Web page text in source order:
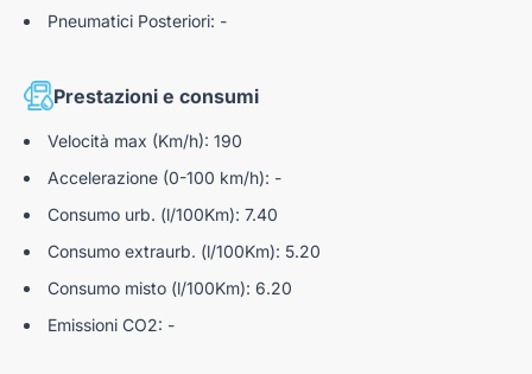
__________________________________________________________________
-NOTA BENE: la dotazione tecnica e gli accessori indicati nella
presente scheda sono conformi a quelli presenti nell’auto.
-Tuttavia, a causa della non uniformità dei dati pubblicati dai
-Ci scusiamo per l'inconveniente e vi invitiamo a verificare le
caratteristiche dello specifico veicolo con un nostro
-Autoteam S.r.l. DECLINA ogni responsabilità per eventuali
modo un impegno contrattuale.
Pneumatici Posteriori: -
Prestazioni e consumi
Velocità max (Km/h): 190
Accelerazione (0-100 km/h): -
Consumo urb. (l/100Km): 7.40
Consumo extraurb. (l/100Km): 5.20
Consumo misto (l/100Km): 6.20
Emissioni CO2: -